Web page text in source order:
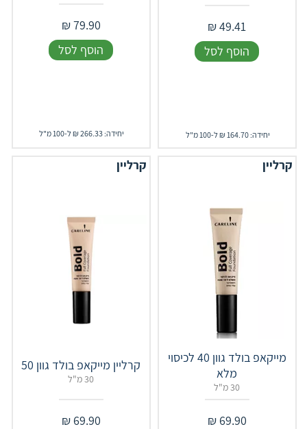
49.41
₪
הוסף לסל
יחידה: 164.70 ₪ ל-100 מ"ל
79.90
₪
הוסף לסל
יחידה: 266.33 ₪ ל-100 מ"ל
קרליין
מייקאפ בולד גוון 40 לכיסוי
מלא
30 מ"ל
69.90
₪
קרליין
קרליין מייקאפ בולד גוון 50
30 מ"ל
69.90
₪